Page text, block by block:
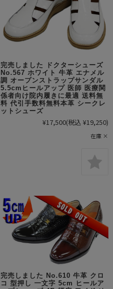
完売しました ドクターシューズ
No.567 ホワイト 牛革 エナメル
調 オープンストラップサンダル
5.5cmヒールアップ 医師 医療関
係者向け院内履きに最適 送料無
料 代引手数料無料本革 シークレ
ットシューズ
¥17,500(税込 ¥19,250)
在庫 ×
完売しました No.610 牛革 クロ
コ 型押し 一文字 5cm ヒールア